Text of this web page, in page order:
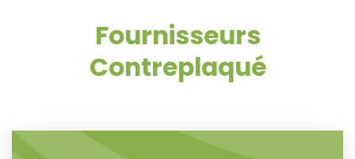
Fournisseurs
Contreplaqué